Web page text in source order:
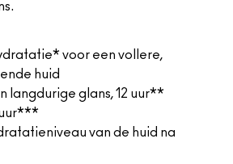
voor een vollere,
huid
langdurige glans, 12 uur**
van de huid na